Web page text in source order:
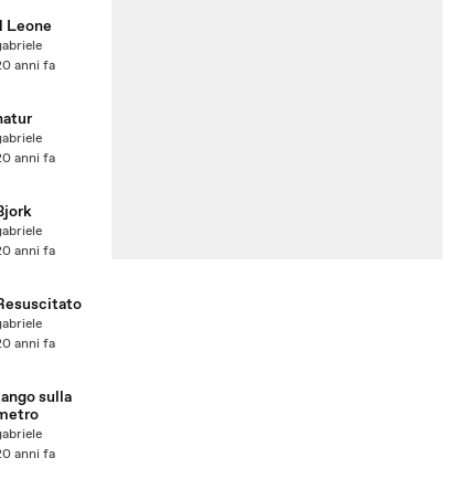
Leone
anni fa
anni fa
anni fa
anni fa
sulla
anni fa